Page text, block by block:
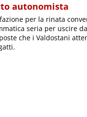
autonomista
per la rinata
seria per uscire
che i Valdostani